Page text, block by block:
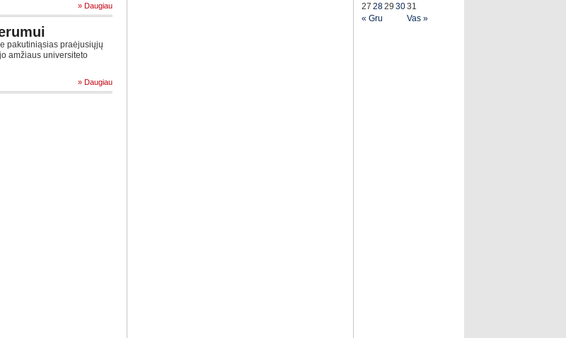
» Daugiau
pakutiniąsias praėjusiųjų
amžiaus universiteto
» Daugiau
« Gru Vas »
27 2829 3031